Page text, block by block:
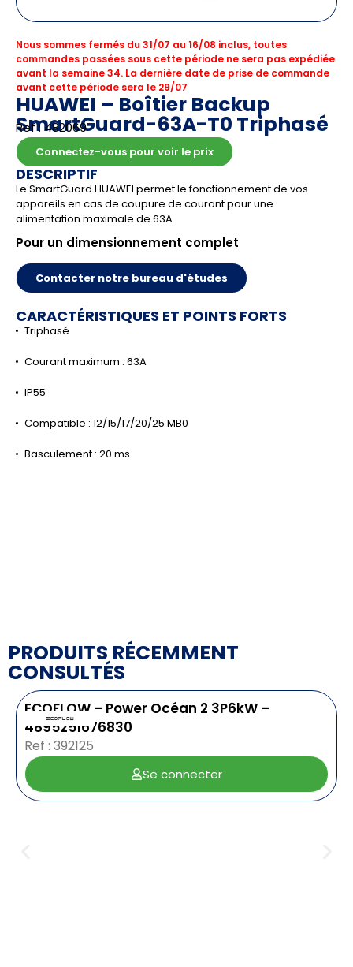
Nous sommes fermés du 31/07 au 16/08 inclus, toutes
commandes passées sous cette période ne sera pas expédiée
avant la semaine 34. La dernière date de prise de commande
avant cette période sera le 29/07
HUAWEI – Boîtier Backup
SmartGuard-63A-T0 Triphasé
Ref : 482069
Connectez-vous pour voir le prix
DESCRIPTIF
Le SmartGuard HUAWEI permet le fonctionnement de vos
appareils en cas de coupure de courant pour une
alimentation maximale de 63A.
Pour un dimensionnement complet
Contacter notre bureau d'études
CARACTÉRISTIQUES ET POINTS FORTS
Triphasé
Courant maximum : 63A
IP55
Compatible : 12/15/17/20/25 MB0
Basculement : 20 ms
PRODUITS RÉCEMMENT
CONSULTÉS
ECOFLOW – Power Océan 2 3P6kW –
4895251676830
Ref : 392125
Se connecter